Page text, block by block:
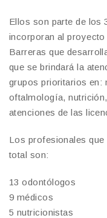
Ellos son parte de los
incorporan al
Barreras que
que se brindará la
grupos prioritarios en:
oftalmología,
atenciones de las
Los profesionales
total son:
13 odontólogos
9 médicos
5 nutricionistas